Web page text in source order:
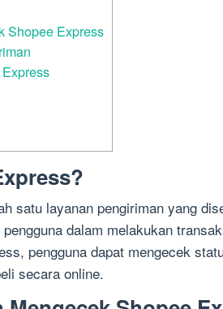
Shopee Express
satu layanan pengiriman yang
dalam melakukan
pengguna dapat mengecek
secara online.